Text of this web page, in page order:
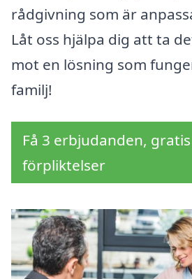
rådgivning som är
Låt oss hjälpa dig att ta
mot en lösning som
familj!
Få 3 erbjudanden,
förpliktelser